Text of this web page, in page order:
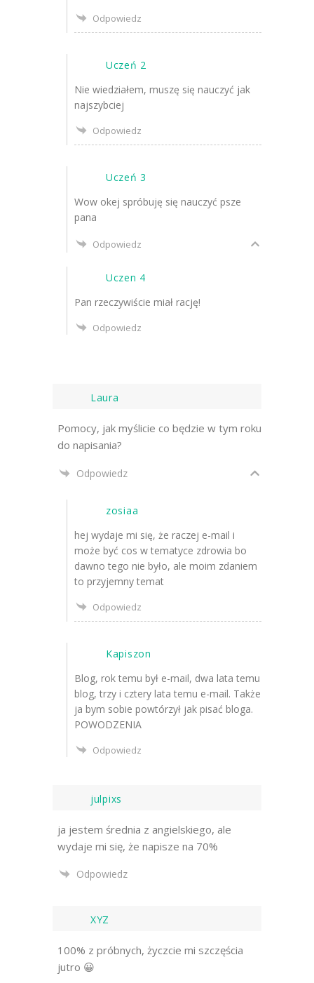
Odpowiedz
Uczeń 2
Nie wiedziałem, muszę się nauczyć jak
najszybciej
Odpowiedz
Uczeń 3
Wow okej spróbuję się nauczyć psze
pana
Odpowiedz
Uczen 4
Pan rzeczywiście miał rację!
Odpowiedz
Laura
Pomocy, jak myślicie co będzie w tym roku
do napisania?
Odpowiedz
zosiaa
hej wydaje mi się, że raczej e-mail i
może być cos w tematyce zdrowia bo
dawno tego nie było, ale moim zdaniem
to przyjemny temat
Odpowiedz
Kapiszon
Blog, rok temu był e-mail, dwa lata temu
blog, trzy i cztery lata temu e-mail. Także
ja bym sobie powtórzył jak pisać bloga.
POWODZENIA
Odpowiedz
julpixs
ja jestem średnia z angielskiego, ale
wydaje mi się, że napisze na 70%
Odpowiedz
XYZ
100% z próbnych, życzcie mi szczęścia
jutro 😀